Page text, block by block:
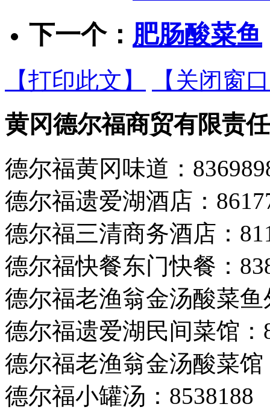
下一个： 肥肠酸菜鱼
【打印此文】 【关闭窗
黄冈德尔福商贸有限责
德尔福黄冈味道：
德尔福遗爱湖酒店：
德尔福三清商务酒店：
德尔福快餐东门快餐：
德尔福老渔翁金汤酸菜鱼
德尔福遗爱湖民间菜馆：
德尔福老渔翁金汤酸菜馆
德尔福小罐汤：8538188